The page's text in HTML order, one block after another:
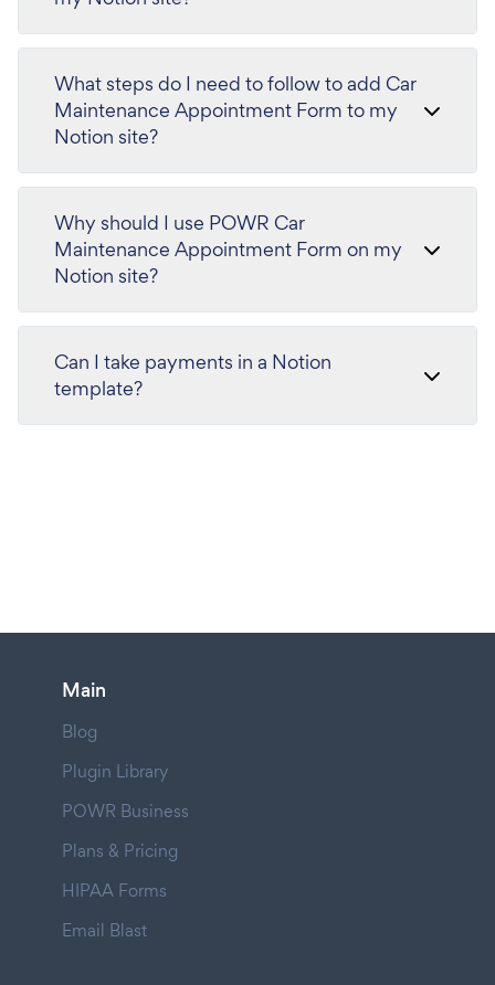
What steps do I need to follow to add Car
Maintenance Appointment Form to my
Notion site?
Why should I use POWR Car
Maintenance Appointment Form on my
Notion site?
Can I take payments in a Notion
template?
Main
Blog
Plugin Library
POWR Business
Plans & Pricing
HIPAA Forms
Email Blast